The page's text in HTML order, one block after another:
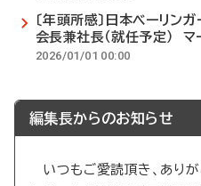
〔年頭所感〕日本ベーリン
会長兼社長（就任予定） マ
2026/01/01 00:00
編集長からのお知らせ
いつもご愛読頂き、あり